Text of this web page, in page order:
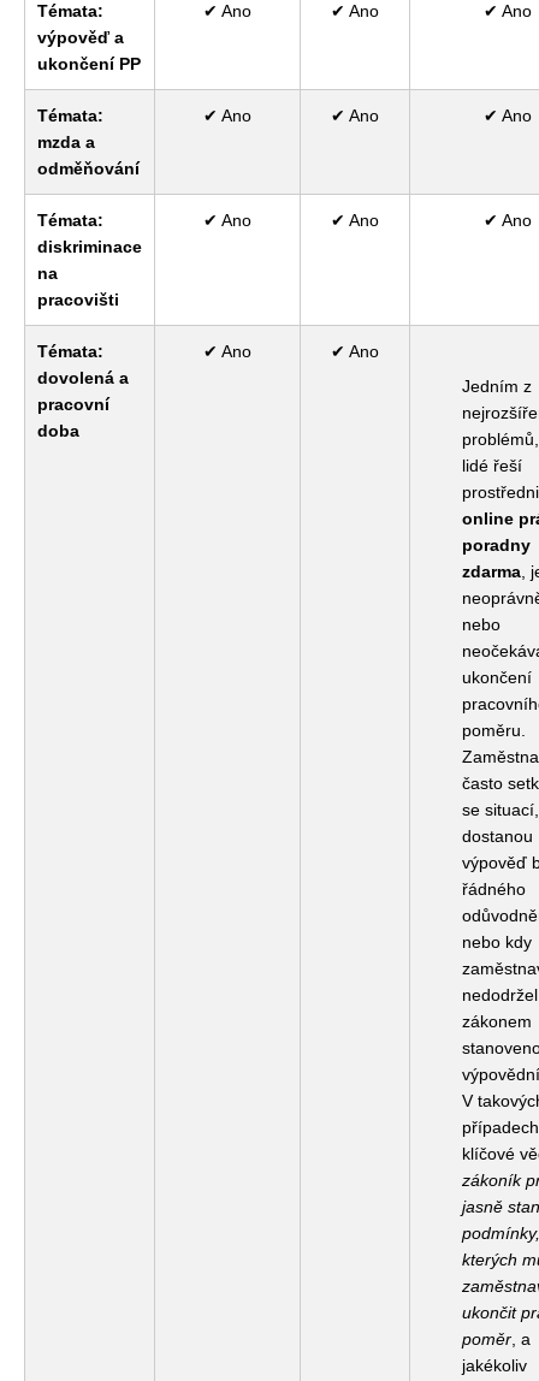
Témata:
výpověď a
ukončení PP
✔ Ano ✔ Ano ✔ Ano
Témata:
mzda a
odměňování
✔ Ano ✔ Ano ✔ Ano
Témata:
diskriminace
na
pracovišti
✔ Ano ✔ Ano ✔ Ano
Témata:
dovolená a
pracovní
doba
✔ Ano
✔ Ano
Jedním z
lidé řeší
online
poradny
zdarma,
nebo
ukončení
poměru.
často
se
dostanou
výpověď
řádného
nebo kdy
nedodržel
zákonem
V
klíčové
zákoník
jasně
kterých
ukončit
poměr, a
jakékoliv